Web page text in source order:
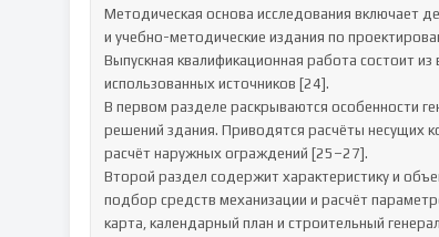
Методическая основа исследования включает
и учебно-методические издания по
Выпускная квалификационная работа состоит
использованных источников [24].
В первом разделе раскрываются особенности
решений здания. Приводятся расчёты несущих
расчёт наружных ограждений [25–27].
Второй раздел содержит характеристику и
подбор средств механизации и расчёт
карта, календарный план и строительный